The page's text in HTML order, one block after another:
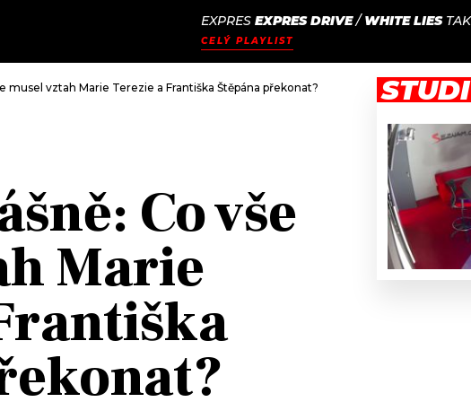
EXPRES EXPRES DRIVE/WHITE LIES
CELÝ PLAYLIST
musel vztah Marie Terezie a Františka Štěpána překonat? Hazard, nevěry a smutný
Co vše
Marie